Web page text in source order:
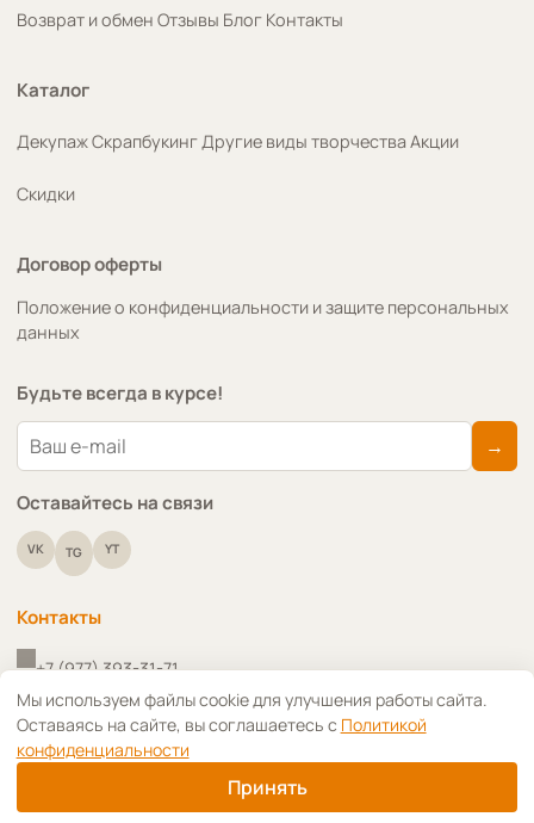
Возврат и обмен Отзывы Блог Контакты
Каталог
ДекупажСкрапбукингДругие виды творчества Акции
Скидки
Договор оферты
Положение о конфиденциальности и защите персональных
данных
Будьте всегда в курсе!
→
Оставайтесь на связи
VK TG YT
Контакты
+7 (977) 393-31-71
+7 (910) 418-91-09
↑
Мы используем файлы cookie для улучшения работы сайта.
Оставаясь на сайте, вы соглашаетесь с Политикой
конфиденциальности
Принять